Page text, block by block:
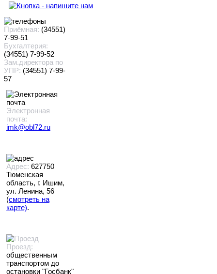
Приёмная: (34551)
7-99-51
Бухгалтерия:
(34551) 7-99-52
Зам.директора по
УПР: (34551) 7-99-
57
Электронная
почта:
imk@obl72.ru
Адрес: 627750
Тюменская
область, г. Ишим,
ул. Ленина, 56
(смотреть на
карте).
Проезд:
общественным
транспортом до
остановки "Госбанк"